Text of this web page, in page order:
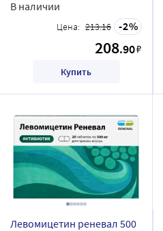
В наличии
Цена: 213.16 2
208.90₽
Купить
Левомицетин реневал 500